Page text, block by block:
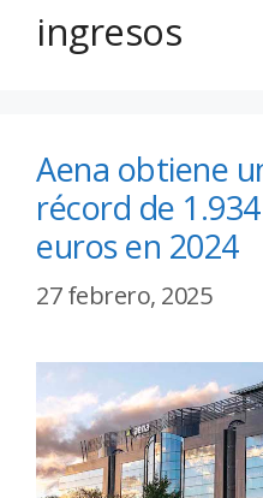
ingresos
Aena obtiene
récord de
euros en 2024
27 febrero, 2025